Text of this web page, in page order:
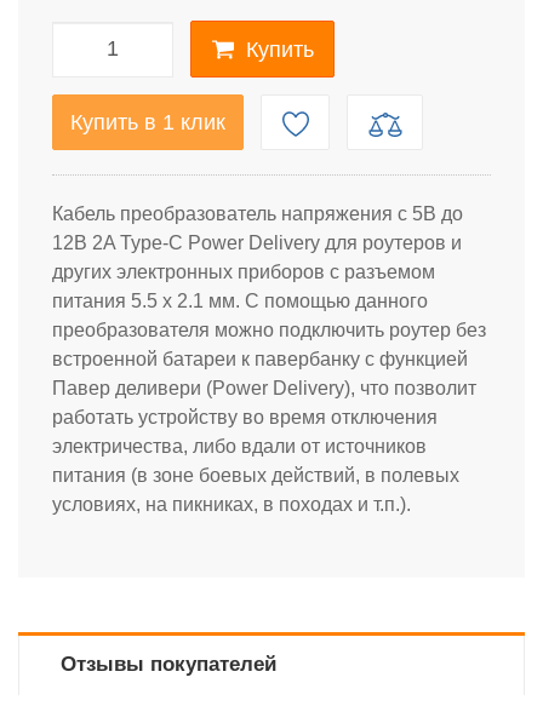
Купить
Купить в 1 клик
Кабель преобразователь напряжения с 5В до
12В 2A Type-C Power Delivery для роутеров и
других электронных приборов с разъемом
питания 5.5 x 2.1 мм. С помощью данного
преобразователя можно подключить роутер без
встроенной батареи к павербанку с функцией
Павер деливери (Power Delivery), что позволит
работать устройству во время отключения
электричества, либо вдали от источников
питания (в зоне боевых действий, в полевых
условиях, на пикниках, в походах и т.п.).
Отзывы покупателей